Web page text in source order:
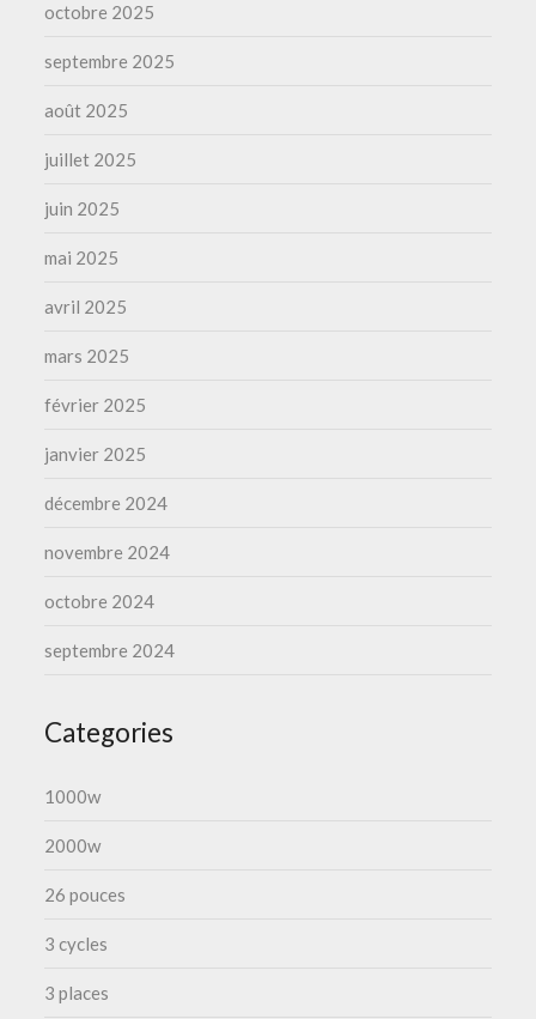
octobre 2025
septembre 2025
août 2025
juillet 2025
juin 2025
mai 2025
avril 2025
mars 2025
février 2025
janvier 2025
décembre 2024
novembre 2024
octobre 2024
septembre 2024
Categories
1000w
2000w
26 pouces
3 cycles
3 places